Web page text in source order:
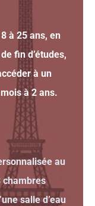
à 25 ans, en
fin d’études,
à un
à 2 ans.
au
chambres
salle d’eau